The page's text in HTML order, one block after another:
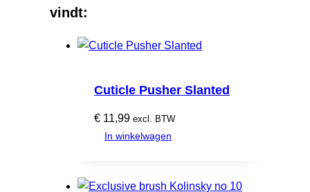
vindt:
Cuticle Pusher Slanted
€ 11,99 excl. BTW
In winkelwagen